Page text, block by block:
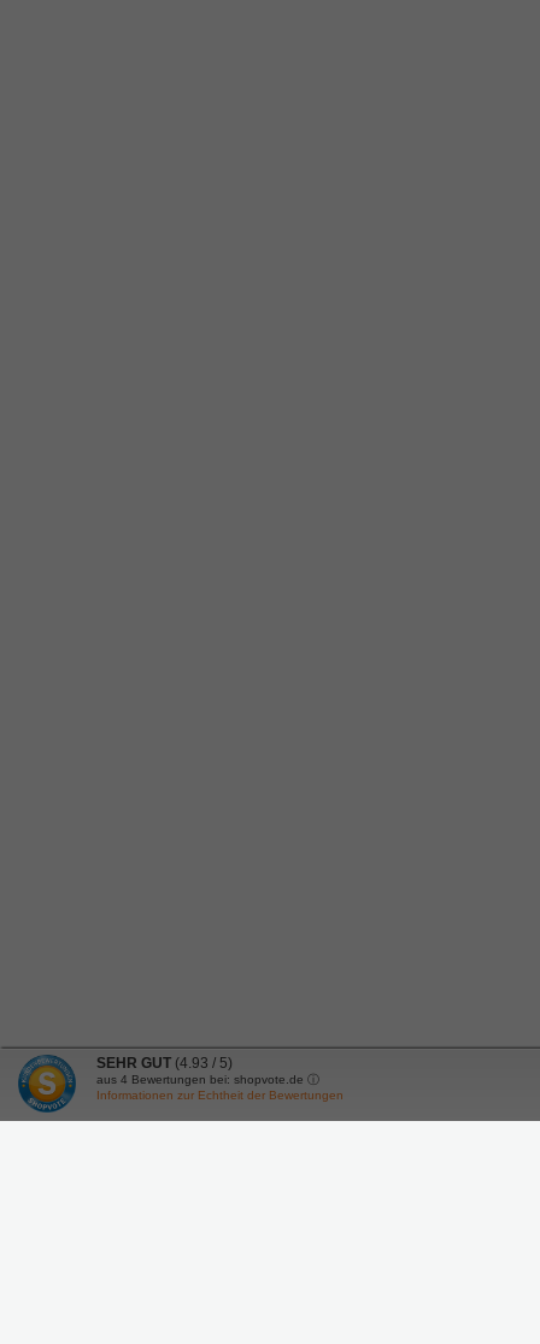
SEHR GUT (4.93 / 5)
aus 4 Bewertungen bei: shopvote.de ⓘ
Informationen zur Echtheit der Bewertungen